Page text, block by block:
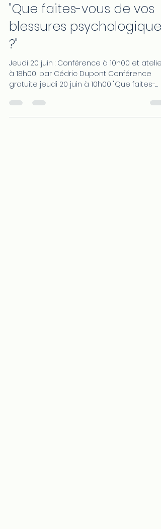
Conférence & atelier
"Que faites-vous de vos
blessures psychologiques
?"
Jeudi 20 juin : Conférence à 10h00 et atelier
à 18h00, par Cédric Dupont Conférence